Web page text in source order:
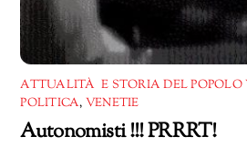
ATTUALITÀ E STORIA DEL POPOLO
POLITICA, VENETIE
Autonomisti !!! PRRRT!